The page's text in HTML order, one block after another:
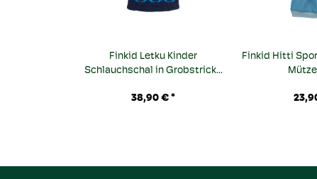
Finkid Letku Kinder
Schlauchschal in Grobstrick...
38,90 € *
Finkid Hitti